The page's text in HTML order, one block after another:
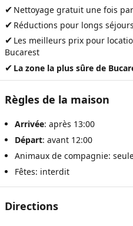
✔ Nettoyage gratuit une fois
✔ Réductions pour longs
✔ Les meilleurs prix pour
Bucarest
✔ La zone la plus sûre de
Règles de la maison
Arrivée: après 13:00
Départ: avant 12:00
Animaux de compagnie:
Fêtes: interdit
Directions